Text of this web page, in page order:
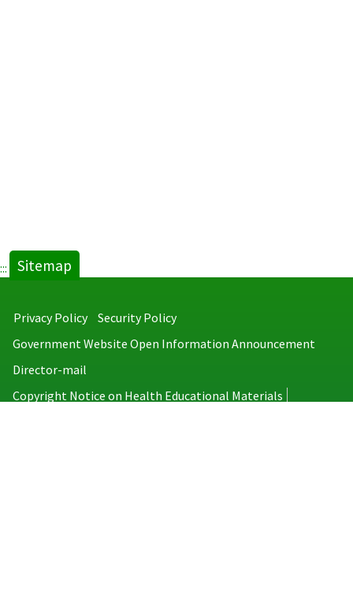
::: Sitemap
Privacy Policy
Security Policy
Government Website Open Information Announcement
Director-mail
Copyright Notice on Health Educational Materials